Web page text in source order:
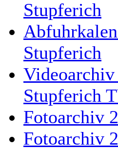
Stupferich
Stupferich
Stupferich
Fotoarchiv
Fotoarchiv